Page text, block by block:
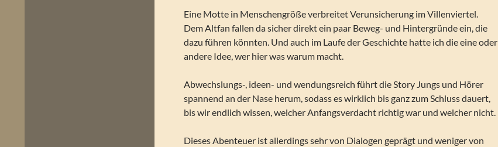
Eine Motte in Menschengröße verbreitet Verunsicherung im Villenviertel.
Dem Altfan fallen da sicher direkt ein paar Beweg- und Hintergründe ein, die
dazu führen könnten. Und auch im Laufe der Geschichte hatte ich die eine oder
andere Idee, wer hier was warum macht.
Abwechslungs-, ideen- und wendungsreich führt die Story Jungs und Hörer
spannend an der Nase herum, sodass es wirklich bis ganz zum Schluss dauert,
bis wir endlich wissen, welcher Anfangsverdacht richtig war und welcher nicht.
Dieses Abenteuer ist allerdings sehr von Dialogen geprägt und weniger von